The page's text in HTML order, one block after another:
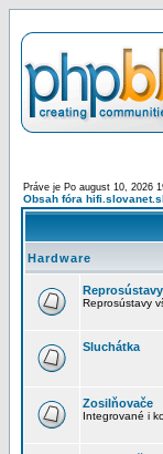
Práve je Po august 10, 2026
Obsah fóra
Hardware
Reprosústavy
Reprosústavy
Sluchátka
Zosilňovače
Integrované i